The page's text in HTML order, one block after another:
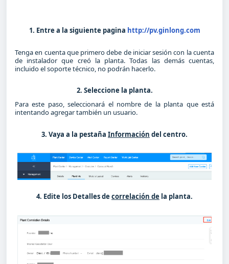
1. Entre a la siguiente pagina http://pv.ginlong.com
Tenga en cuenta que primero debe de iniciar sesión con la cuenta
de instalador que creó la planta. Todas las demás cuentas,
incluido el soporte técnico, no podrán hacerlo.
2. Seleccione la planta.
Para este paso, seleccionará el nombre de la planta que está
intentando agregar también un usuario.
3. Vaya a la pestaña Información del centro.
4. Edite los Detalles de correlación de la planta.